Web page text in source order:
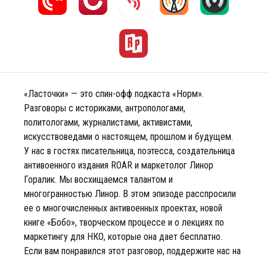
«Ласточки» — это спин-офф подкаста «Норм».
Разговоры с историками, антропологами,
политологами, журналистами, активистами,
искусствоведами о настоящем, прошлом и будущем.
У нас в гостях писательница, поэтесса, создательница
антивоенного издания ROAR и маркетолог Линор
Горалик. Мы восхищаемся талантом и
многогранностью Линор. В этом эпизоде расспросили
ее о многочисленных антивоенных проектах, новой
книге «Бобо», творческом процессе и о лекциях по
маркетингу для НКО, которые она дает бесплатно.
Если вам понравился этот разговор, поддержите нас на